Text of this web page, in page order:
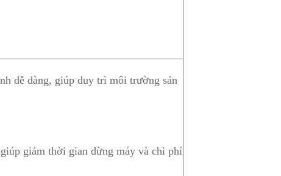
dễ dàng, giúp duy trì môi trường sản
giảm thời gian dừng máy và chi phí